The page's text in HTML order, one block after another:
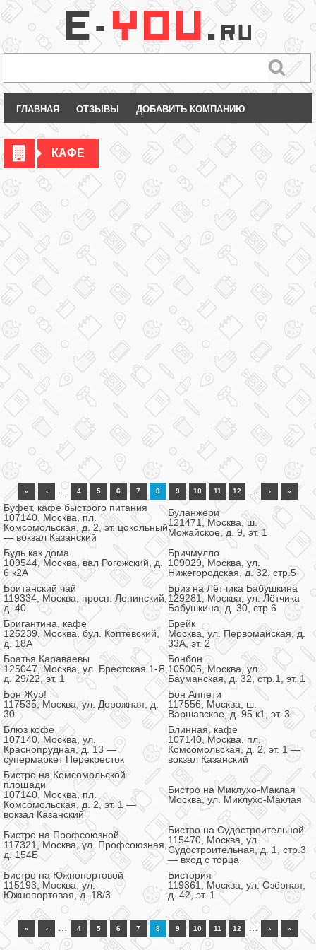
ГЛАВНАЯ ОТЗЫВЫ ДОБАВИТЬ КОМПАНИЮ
КАФЕ
« ‹ … 4 5 6 7 8 9 10 11 12 … › »
Буфет, кафе быстрого питания
107140, Москва, пл.
Комсомольская, д. 2, эт. цокольный
— вокзал Казанский
Буланжери
121471, Москва, ш.
Можайское, д. 9, эт. 1
Будь как дома
109544, Москва, вал Рогожский, д.
6 к2А
Бричмулло
109029, Москва, ул.
Нижегородская, д. 32, стр.5
Британский чай
119334, Москва, просп. Ленинский,
д. 40
Бриз на Лётчика Бабушкина
129281, Москва, ул. Лётчика
Бабушкина, д. 30, стр.6
Бригантина, кафе
125239, Москва, бул. Коптевский,
д. 18А
Брейк
Москва, ул. Первомайская, д.
33А, эт. 2
Братья Караваевы
125047, Москва, ул. Брестская 1-Я,
д. 29/22, эт. 1
Бонбон
105005, Москва, ул.
Бауманская, д. 32, стр.1, эт. 1
Бон Жур!
117535, Москва, ул. Дорожная, д.
30
Бон Аппети
117556, Москва, ш.
Варшавское, д. 95 к1, эт. 3
Блюз кофе
107140, Москва, ул.
Краснопрудная, д. 13 —
супермаркет Перекресток
Блинная, кафе
107140, Москва, пл.
Комсомольская, д. 2, эт. 1 —
вокзал Казанский
Бистро на Комсомольской
площади
107140, Москва, пл.
Комсомольская, д. 2, эт. 1 —
вокзал Казанский
Бистро на Миклухо-Маклая
Москва, ул. Миклухо-Маклая
Бистро на Профсоюзной
117321, Москва, ул. Профсоюзная,
д. 154Б
Бистро на Судостроительной
115470, Москва, ул.
Судостроительная, д. 1, стр.3
— вход с торца
Бистро на Южнопортовой
115193, Москва, ул.
Южнопортовая, д. 18/3
Бистория
119361, Москва, ул. Озёрная,
д. 42, эт. 1
« ‹ 4 5 6 7 8 9 10 11 12 … › »